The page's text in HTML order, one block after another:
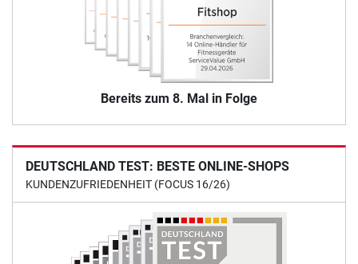
Bereits zum 8. Mal in Folge
DEUTSCHLAND TEST: BESTE ONLINE-SHOPS
KUNDENZUFRIEDENHEIT (FOCUS 16/26)